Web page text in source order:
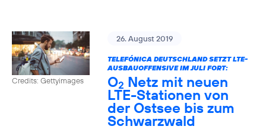
Credits: Gettyimages
26. August 2019
TELEFÓNICA DEUTSCHLAND SETZT LTE-
AUSBAUOFFENSIVE IM JULI FORT:
O2 Netz mit neuen
LTE-Stationen von
der Ostsee bis zum
Schwarzwald